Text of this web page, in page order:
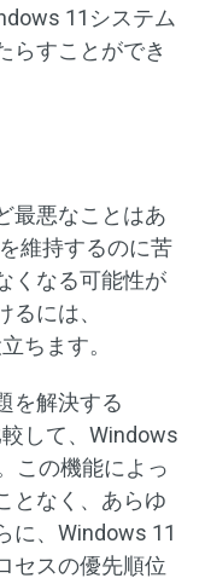
11システム
らすことができ
最悪なことはあ
維持するのに苦
くなる可能性が
には、
ちます。
を解決する
して、Windows
この機能によっ
となく、あらゆ
に、Windows 11
セスの優先順位